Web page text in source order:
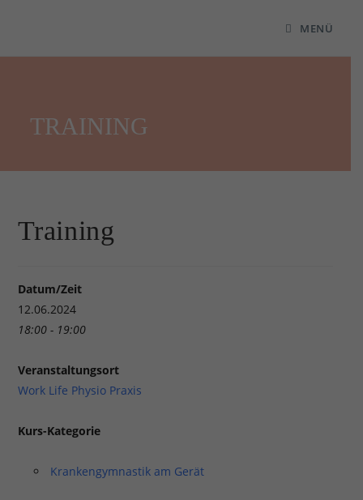
MENÜ
TRAINING
Training
Datum/Zeit
12.06.2024
18:00 - 19:00
Veranstaltungsort
Work Life Physio Praxis
Kurs-Kategorie
Krankengymnastik am Gerät